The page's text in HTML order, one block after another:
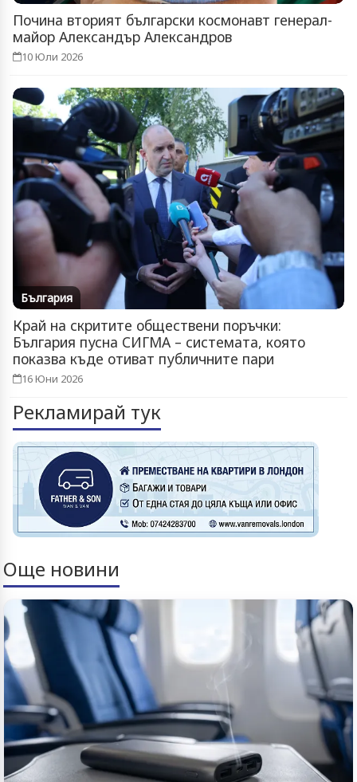
Почина вторият български космонавт генерал-
майор Александър Александров
10 Юли 2026
България
Край на скритите обществени поръчки:
България пусна СИГМА – системата, която
показва къде отиват публичните пари
16 Юни 2026
Рекламирай тук
Още новини